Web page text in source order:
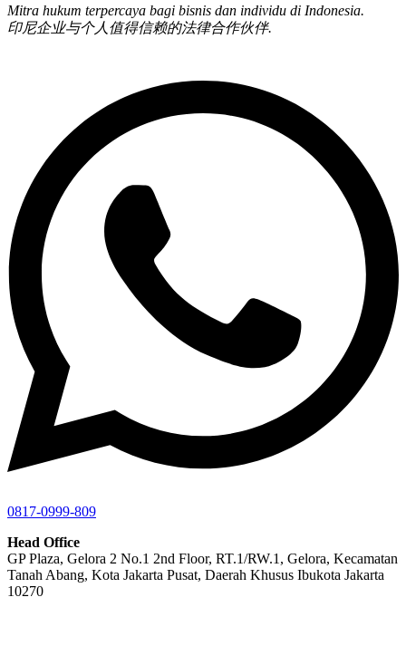
Mitra hukum terpercaya bagi bisnis dan individu di Indonesia.
印尼企业与个人值得信赖的法律合作伙伴.
0817-0999-809
Head Office
GP Plaza, Gelora 2 No.1 2nd Floor, RT.1/RW.1, Gelora, Kecamatan
Tanah Abang, Kota Jakarta Pusat, Daerah Khusus Ibukota Jakarta
10270